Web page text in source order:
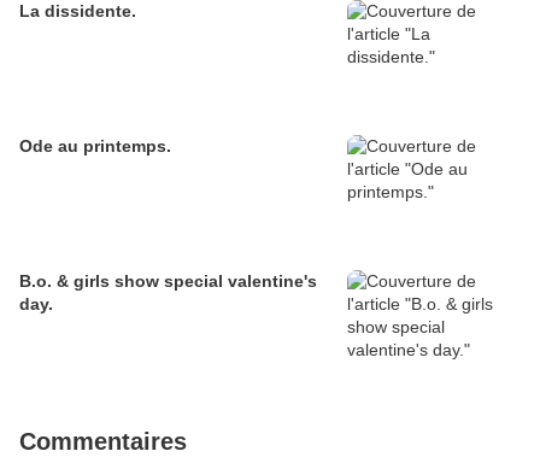
La dissidente.
Ode au printemps.
B.o. & girls show special valentine's
day.
Commentaires